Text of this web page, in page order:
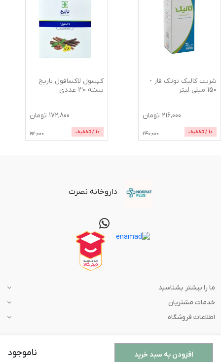
افزودن به سبد خرید ناموجود
شربت کالیک نوتک فار -
150 میلی لیتر
216,000 تومان
10 % تخفیف 240,000
کپسول لاکسافول باریج
بسته 30 عددی
172,800 تومان
10 % تخفیف 192,000
داروخانه نصرت
ما را بیشتر بشناسید
خدمات مشتریان
اطلاعات فروشگاه